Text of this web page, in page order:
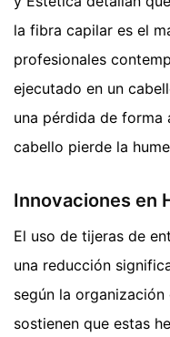
la fibra capilar es el
profesionales
ejecutado en un
una pérdida de forma
cabello pierde la
Innovaciones en
El uso de tijeras de
una reducción
según la
sostienen que estas